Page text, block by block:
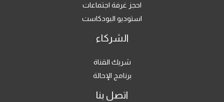
احجز غرفة اجتماعات
استوديو البودكاست
الشركاء
شريك القناة
برنامج الإحالة
اتصل بنا